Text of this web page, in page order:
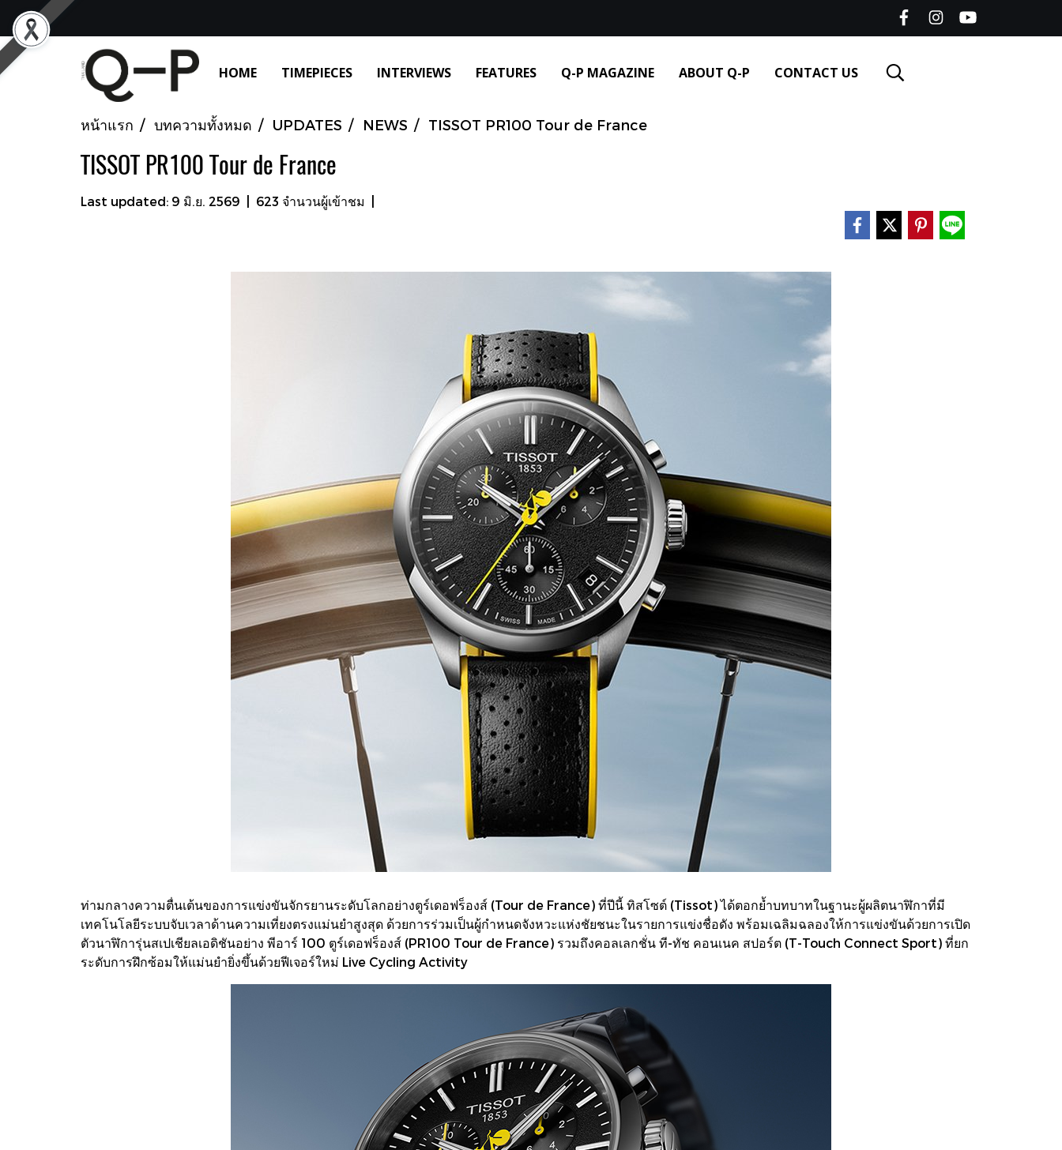
HOME TIMEPIECES INTERVIEWS FEATURES Q-P MAGAZINE ABOUT Q-P CONTACT US
หน้าแรก บทความทั้งหมด UPDATES NEWS TISSOT PR100 Tour de France
TISSOT PR100 Tour de France
Last updated: 9 มิ.ย. 2569 623 จำนวนผู้เข้าชม
ท่ามกลางความตื่นเต้นของการแข่งขันจักรยานระดับโลกอย่างตูร์เดอฟร็องส์ (Tour de France) ที่ปีนี้ ทิสโซต์ (Tissot) ได้ตอกย้ำบทบาทในฐานะผู้ผลิตนาฬิกาที่มี
เทคโนโลยีระบบจับเวลาด้านความเที่ยงตรงแม่นยำสูงสุด ด้วยการร่วมเป็นผู้กำหนดจังหวะแห่งชัยชนะในรายการแข่งชื่อดัง พร้อมเฉลิมฉลองให้การแข่งขันด้วยการเปิด
ตัวนาฬิการุ่นสเปเชียลเอดิชันอย่าง พีอาร์ 100 ตูร์เดอฟร็องส์ (PR100 Tour de France) รวมถึงคอลเลกชั่น ที-ทัช คอนเนค สปอร์ต (T-Touch Connect Sport) ที่ยก
ระดับการฝึกซ้อมให้แม่นยำยิ่งขึ้นด้วยฟีเจอร์ใหม่ Live Cycling Activity